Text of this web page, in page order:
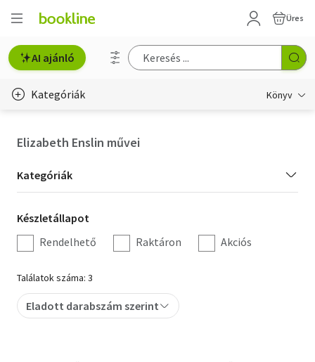
Üres
AI ajánló
Kategóriák Könyv
Hobbi, szabadidő
Irodalom
Művészet
Szakkönyv
Elizabeth Enslin művei
Kategória
szűrés
Kategóriák
Készletállapot
szűrés
Készletállapot
Rendelhető
Raktáron Akciós
Találatok száma: 3
Eladott darabszám szerint